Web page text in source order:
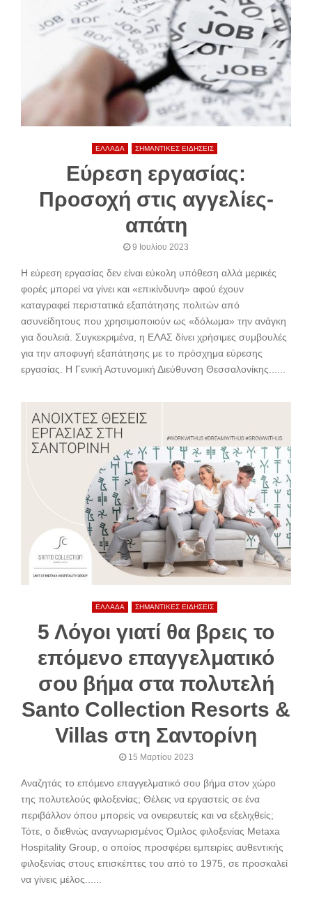
ΕΛΛΑΔΑ ΣΗΜΑΝΤΙΚΕΣ ΕΙΔΗΣΕΙΣ
Εύρεση εργασίας:
Προσοχή στις αγγελίες-
απάτη
9 Ιουλίου 2023
Η εύρεση εργασίας δεν είναι εύκολη υπόθεση αλλά μερικές
φορές μπορεί να γίνει και «επικίνδυνη» αφού έχουν
καταγραφεί περιστατικά εξαπάτησης πολιτών από
ασυνείδητους που χρησιμοποιούν ως «δόλωμα» την ανάγκη
για δουλειά. Συγκεκριμένα, η ΕΛΑΣ δίνει χρήσιμες συμβουλές
για την αποφυγή εξαπάτησης με το πρόσχημα εύρεσης
εργασίας. Η Γενική Αστυνομική Διεύθυνση Θεσσαλονίκης......
ΕΛΛΑΔΑ ΣΗΜΑΝΤΙΚΕΣ ΕΙΔΗΣΕΙΣ
5 Λόγοι γιατί θα βρεις το
επόμενο επαγγελματικό
σου βήμα στα πολυτελή
Santo Collection Resorts &
Villas στη Σαντορίνη
15 Μαρτίου 2023
Αναζητάς το επόμενο επαγγελματικό σου βήμα στον χώρο
της πολυτελούς φιλοξενίας; Θέλεις να εργαστείς σε ένα
περιβάλλον όπου μπορείς να ονειρευτείς και να εξελιχθείς;
Τότε, ο διεθνώς αναγνωρισμένος Όμιλος φιλοξενίας Metaxa
Hospitality Group, ο οποίος προσφέρει εμπειρίες αυθεντικής
φιλοξενίας στους επισκέπτες του από το 1975, σε προσκαλεί
να γίνεις μέλος......